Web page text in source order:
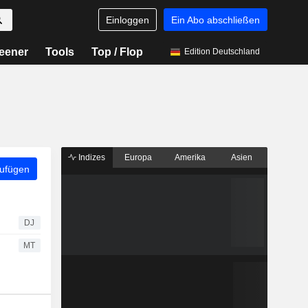
Einloggen Ein Abo abschließen
Tools Top / Flop Edition Deutschland
DJ
MT
Indizes Europa Amerika Asien